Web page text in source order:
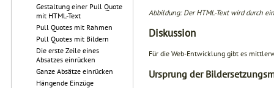
Gestaltung einer Pull Quote
mit HTML-Text
Pull Quotes mit Rahmen
Pull Quotes mit Bildern
Die erste Zeile eines
Absatzes einrücken
Ganze Absätze einrücken
Hängende Einzüge
Abbildung: Der HTML-Text wird durch
Diskussion
Für die Web-Entwicklung gibt es
Ursprung der